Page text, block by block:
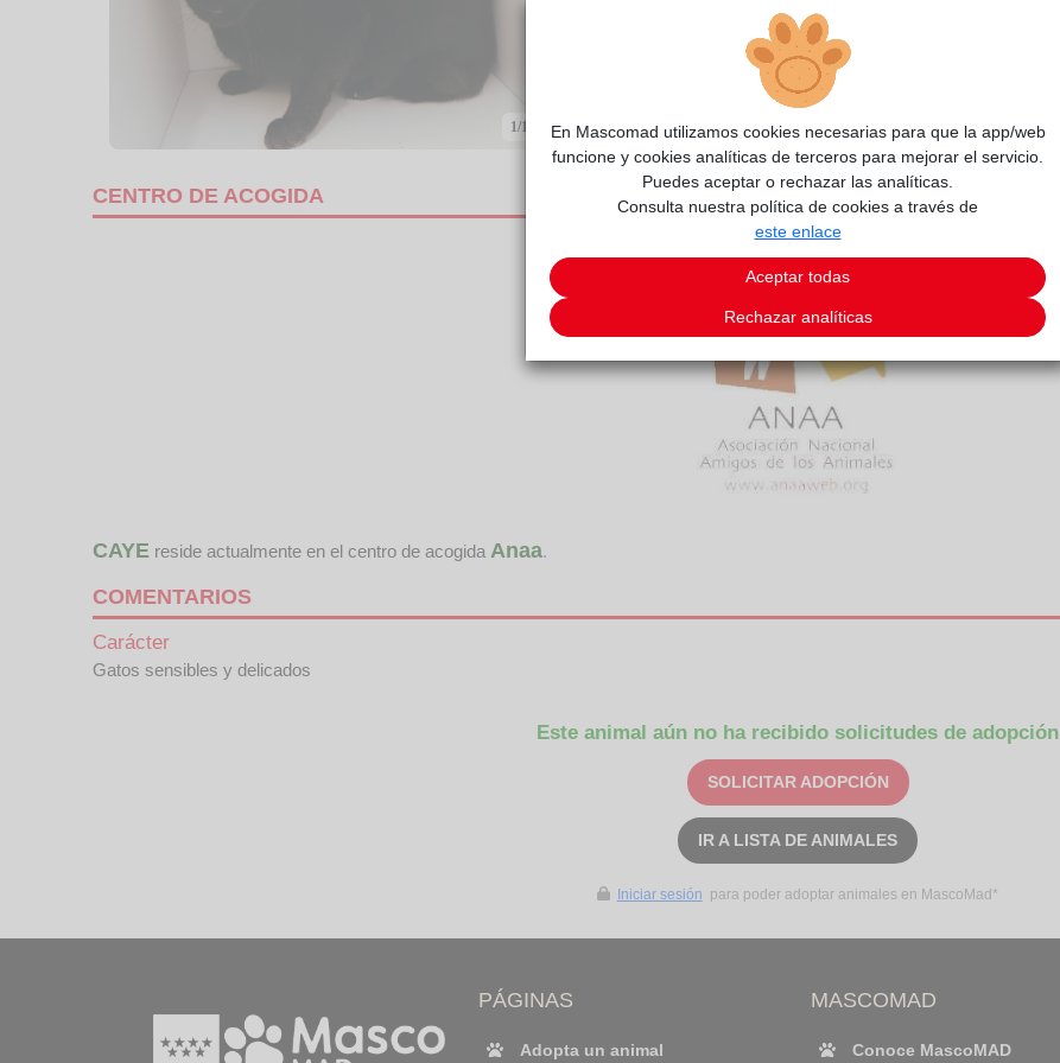
1/1
CENTRO DE ACOGIDA
CAYE reside actualmente en el centro de acogida Anaa.
COMENTARIOS
Carácter
Gatos sensibles y delicados
Este animal aún no ha recibido solicitudes de adopción
SOLICITAR ADOPCIÓN
IR A LISTA DE ANIMALES
Iniciar sesión para poder adoptar animales en MascoMad*
PÁGINAS
Adopta un animal
MASCOMAD
Conoce MascoMAD
En Mascomad utilizamos cookies necesarias para que la app/web
funcione y cookies analíticas de terceros para mejorar el servicio.
Puedes aceptar o rechazar las analíticas.
Consulta nuestra política de cookies a través de
este enlace
Aceptar todas
Rechazar analíticas